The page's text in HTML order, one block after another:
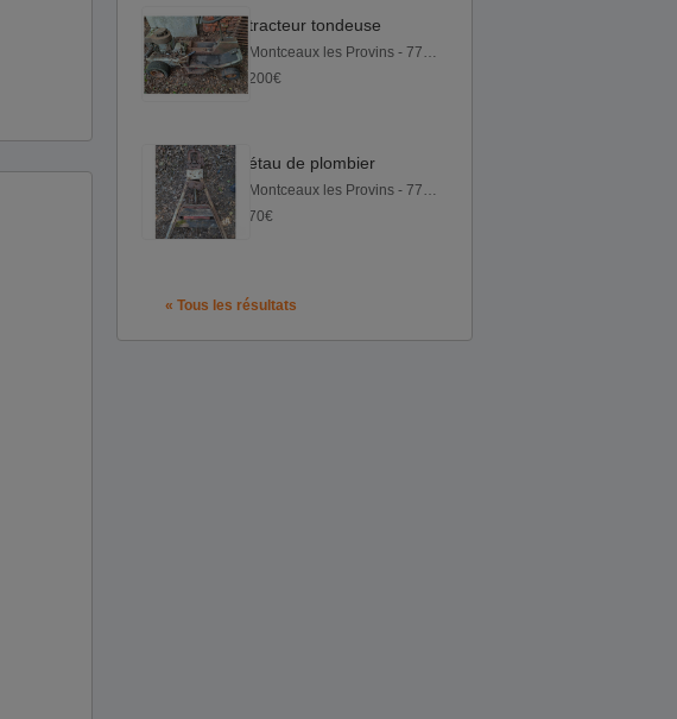
tracteur tondeuse
200€
étau de plombier
70€
« Tous les résultats